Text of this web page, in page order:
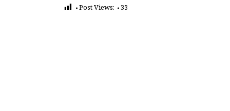
Post Views: 33